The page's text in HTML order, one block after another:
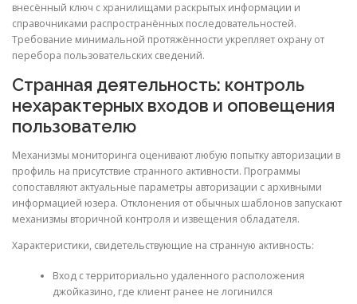
внесённый ключ с хранилищами раскрытых информации и
справочниками распространённых последовательностей.
Требование минимальной протяжённости укрепляет охрану от
перебора пользовательских сведений.
Странная деятельность: контроль
нехарактерных входов и оповещения
пользователю
Механизмы мониторинга оценивают любую попытку авторизации в
профиль на присутствие странного активности. Программы
сопоставляют актуальные параметры авторизации с архивными
информацией юзера. Отклонения от обычных шаблонов запускают
механизмы вторичной контроля и извещения обладателя.
Характеристики, свидетельствующие на странную активность:
Вход с территориально удаленного расположения
джойказино, где клиент ранее не логинился